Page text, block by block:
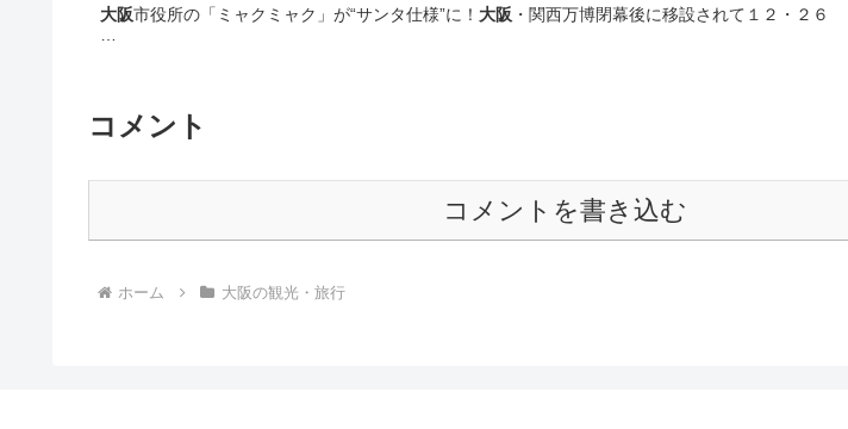
大阪市役所の「ミャクミャク」が“サンタ仕様”に！ 大阪 ・関西万博閉幕後に移設されて１２・２６
コメント
コメントを書き込む
ホーム 大阪の観光・旅行